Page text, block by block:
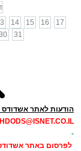
14 15 16
17
31
הודעות לאתר אשדודס
-
לפרסום באתר